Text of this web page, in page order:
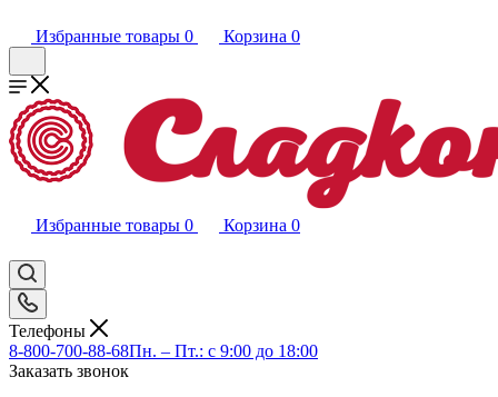
Избранные товары 0 Корзина 0
Избранные товары 0 Корзина 0
Телефоны
8-800-700-88-68Пн. – Пт.: с 9:00 до 18:00
Заказать звонок